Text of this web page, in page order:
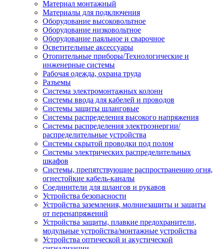
Материал монтажный
Материалы для подключения
Оборудование высоковольтное
Оборудование низковольтное
Оборудование паяльное и сварочное
Осветительные аксессуары
Отопительные приборы/Технологические и
инженерные системы
Рабочая одежда, охрана труда
Разъемы
Система электромонтажных колонн
Системы ввода для кабелей и проводов
Системы защиты шланговые
Системы распределения высокого напряжения
Системы распределения электроэнергии/
распределительные устройства
Системы скрытой проводки под полом
Системы электрических распределительных
шкафов
Системы, препятствующие распространению огня,
огнестойкие кабель-каналы
Соединители для шлангов и рукавов
Устройства безопасности
Устройства заземления, молниезащиты и защиты
от перенапряжений
Устройства защиты, плавкие предохранители,
модульные устройства/монтажные устройства
Устройства оптической и акустической